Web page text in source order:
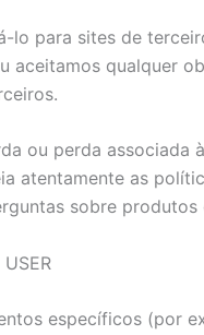
lo para sites de
aceitamos qualquer
ou perda
atentamente as
sobre
específicos (por